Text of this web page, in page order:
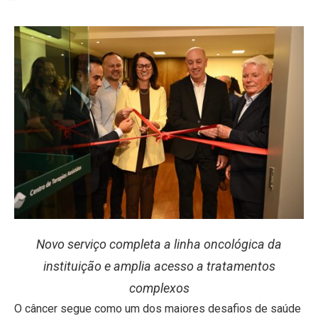
Novo serviço completa a linha oncológica da
instituição e amplia acesso a tratamentos
complexos
O câncer segue como um dos maiores desafios de saúde